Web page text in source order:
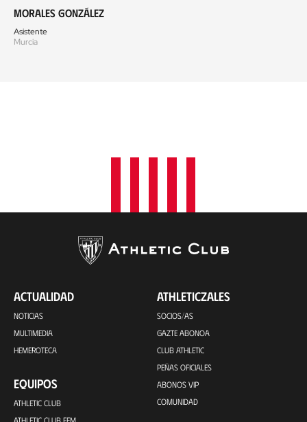
Morales González
Asistente
Murcia
ACTUALIDAD
NOTICIAS
MULTIMEDIA
HEMEROTECA
EQUIPOS
ATHLETIC CLUB
ATHLETICZALES
SOCIOS/AS
GAZTE ABONOA
CLUB ATHLETIC
PEÑAS OFICIALES
ABONOS VIP
COMUNIDAD